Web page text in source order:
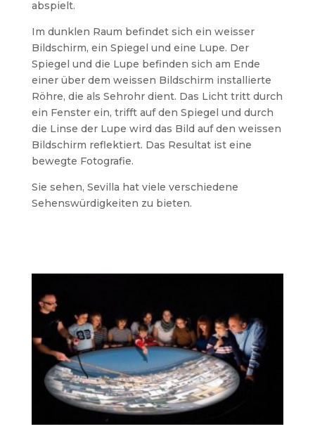
abspielt.
Im dunklen Raum befindet sich ein weisser
Bildschirm, ein Spiegel und eine Lupe. Der
Spiegel und die Lupe befinden sich am Ende
einer über dem weissen Bildschirm installierte
Röhre, die als Sehrohr dient. Das Licht tritt durch
ein Fenster ein, trifft auf den Spiegel und durch
die Linse der Lupe wird das Bild auf den weissen
Bildschirm reflektiert. Das Resultat ist eine
bewegte Fotografie.
Sie sehen, Sevilla hat viele verschiedene
Sehenswürdigkeiten zu bieten.